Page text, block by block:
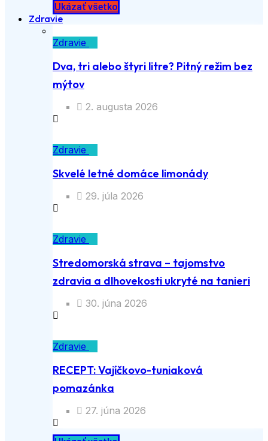
Ukázať všetko
Zdravie
Zdravie
Dva, tri alebo štyri litre? Pitný režim bez
mýtov
2. augusta 2026
Zdravie
Skvelé letné domáce limonády
29. júla 2026
Zdravie
Stredomorská strava – tajomstvo
zdravia a dlhovekosti ukryté na tanieri
30. júna 2026
Zdravie
RECEPT: Vajíčkovo-tuniaková
pomazánka
27. júna 2026